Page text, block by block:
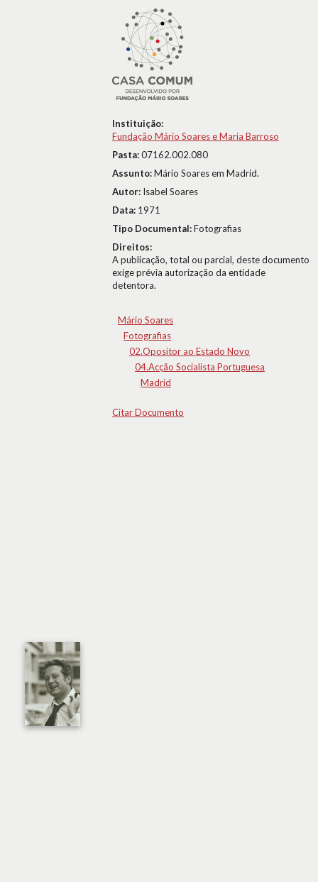
Instituição:
Fundação Mário Soares e Maria Barroso
Pasta:07162.002.080
Assunto:Mário Soares em Madrid.
Autor: Isabel Soares
Data: 1971
Tipo Documental:Fotografias
Direitos:
A publicação, total ou parcial, deste documento
exige prévia autorização da entidade
detentora.
Mário Soares
Fotografias
02.Opositor ao Estado Novo
04.Acção Socialista Portuguesa
Madrid
Citar Documento